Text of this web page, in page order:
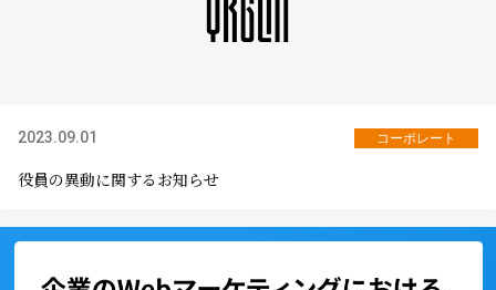
2023.09.01 コーポレート
役員の異動に関するお知らせ